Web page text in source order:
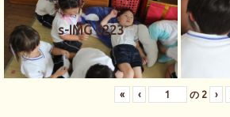
s-IMG 0223
« ‹ の 2 ›